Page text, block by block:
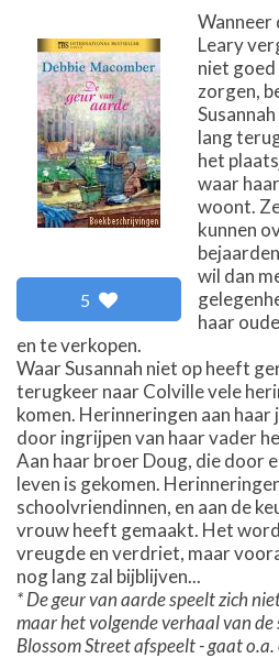
5
Wanneer
Leary
niet
zorgen,
lang
het
waar
woont.
kunnen
wil dan
haar
en te verkopen.
Waar Susannah niet op heeft
terugkeer naar Colville vele
komen. Herinneringen aan haar
door ingrijpen van haar vader
Aan haar broer Doug, die door
leven is gekomen.
schoolvriendinnen, en aan de
vrouw heeft gemaakt. Het
vreugde en verdriet, maar
nog lang zal bijblijven...
* De geur van aarde speelt zich
maar het volgende verhaal van de
Blossom Street afspeelt - gaat